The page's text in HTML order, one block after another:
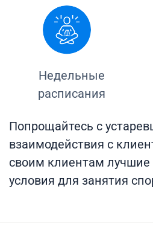
Недельные
расписания
Попрощайтесь с
взаимодействия с
своим клиентам
условия для занятия